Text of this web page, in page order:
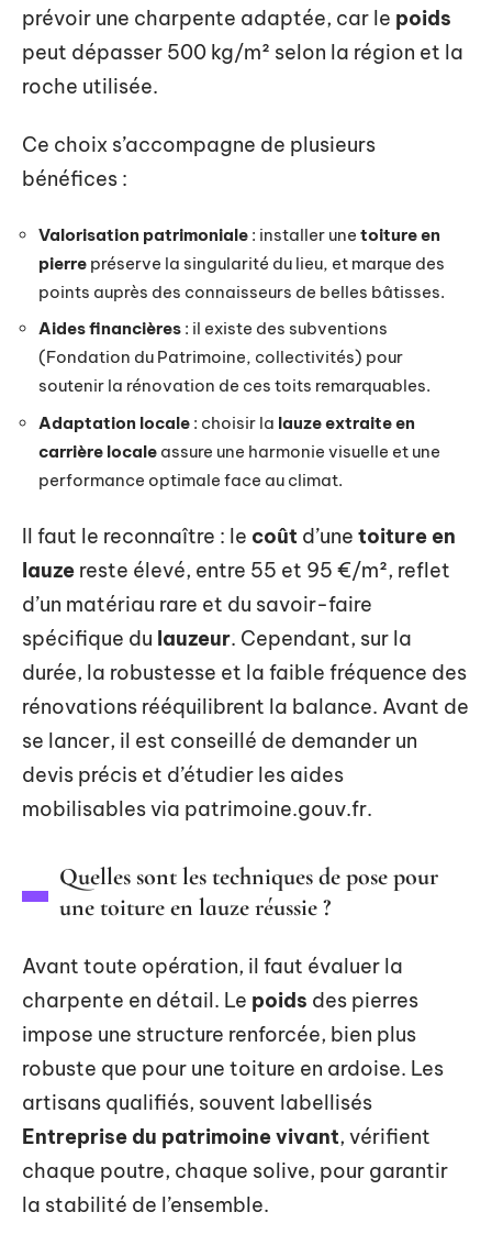
prévoir une charpente adaptée, car le poids
peut dépasser 500 kg/m² selon la région et la
roche utilisée.
Ce choix s’accompagne de plusieurs
bénéfices :
Valorisation patrimoniale : installer une toiture en
pierre préserve la singularité du lieu, et marque des
points auprès des connaisseurs de belles bâtisses.
Aides financières : il existe des subventions
(Fondation du Patrimoine, collectivités) pour
soutenir la rénovation de ces toits remarquables.
Adaptation locale : choisir la lauze extraite en
carrière locale assure une harmonie visuelle et une
performance optimale face au climat.
Il faut le reconnaître : le coût d’une toiture en
lauze reste élevé, entre 55 et 95 €/m², reflet
d’un matériau rare et du savoir-faire
spécifique du lauzeur. Cependant, sur la
durée, la robustesse et la faible fréquence des
rénovations rééquilibrent la balance. Avant de
se lancer, il est conseillé de demander un
devis précis et d’étudier les aides
mobilisables via patrimoine.gouv.fr.
Quelles sont les techniques de pose pour
une toiture en lauze réussie ?
Avant toute opération, il faut évaluer la
charpente en détail. Le poids des pierres
impose une structure renforcée, bien plus
robuste que pour une toiture en ardoise. Les
artisans qualifiés, souvent labellisés
Entreprise du patrimoine vivant, vérifient
chaque poutre, chaque solive, pour garantir
la stabilité de l’ensemble.